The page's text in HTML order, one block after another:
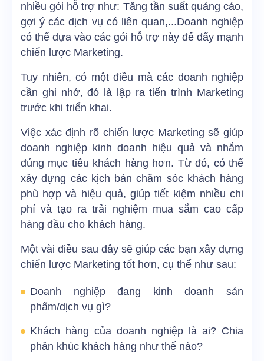
nhiều gói hỗ trợ như: Tăng tần suất quảng cáo,
gợi ý các dịch vụ có liên quan,...Doanh nghiệp
có thể dựa vào các gói hỗ trợ này để đẩy mạnh
chiến lược Marketing.
Tuy nhiên, có một điều mà các doanh nghiệp
cần ghi nhớ, đó là lập ra tiến trình Marketing
trước khi triển khai.
Việc xác định rõ chiến lược Marketing sẽ giúp
doanh nghiệp kinh doanh hiệu quả và nhắm
đúng mục tiêu khách hàng hơn. Từ đó, có thể
xây dựng các kịch bản chăm sóc khách hàng
phù hợp và hiệu quả, giúp tiết kiệm nhiều chi
phí và tạo ra trải nghiệm mua sắm cao cấp
hàng đầu cho khách hàng.
Một vài điều sau đây sẽ giúp các bạn xây dựng
chiến lược Marketing tốt hơn, cụ thể như sau:
Doanh nghiệp đang kinh doanh sản
phẩm/dịch vụ gì?
Khách hàng của doanh nghiệp là ai? Chia
phân khúc khách hàng như thế nào?